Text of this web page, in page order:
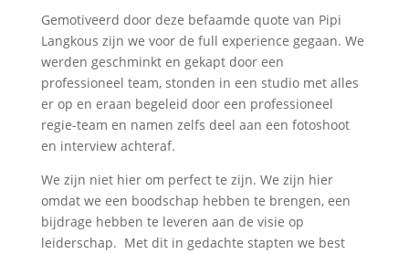
Gemotiveerd door deze befaamde quote van Pipi
Langkous zijn we voor de full experience gegaan. We
werden geschminkt en gekapt door een
professioneel team, stonden in een studio met alles
er op en eraan begeleid door een professioneel
regie-team en namen zelfs deel aan een fotoshoot
en interview achteraf.
We zijn niet hier om perfect te zijn. We zijn hier
omdat we een boodschap hebben te brengen, een
bijdrage hebben te leveren aan de visie op
leiderschap. Met dit in gedachte stapten we best